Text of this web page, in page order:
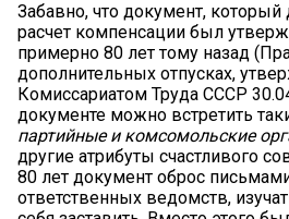
Забавно, что документ, который
расчет компенсации был
примерно 80 лет тому назад
дополнительных отпусках,
Комиссариатом Труда СССР
документе можно встретить
партийные и комсомольские
другие атрибуты счастливого
80 лет документ оброс
ответственных ведомств,